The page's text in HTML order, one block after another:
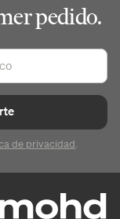
pedido.
de privacidad.